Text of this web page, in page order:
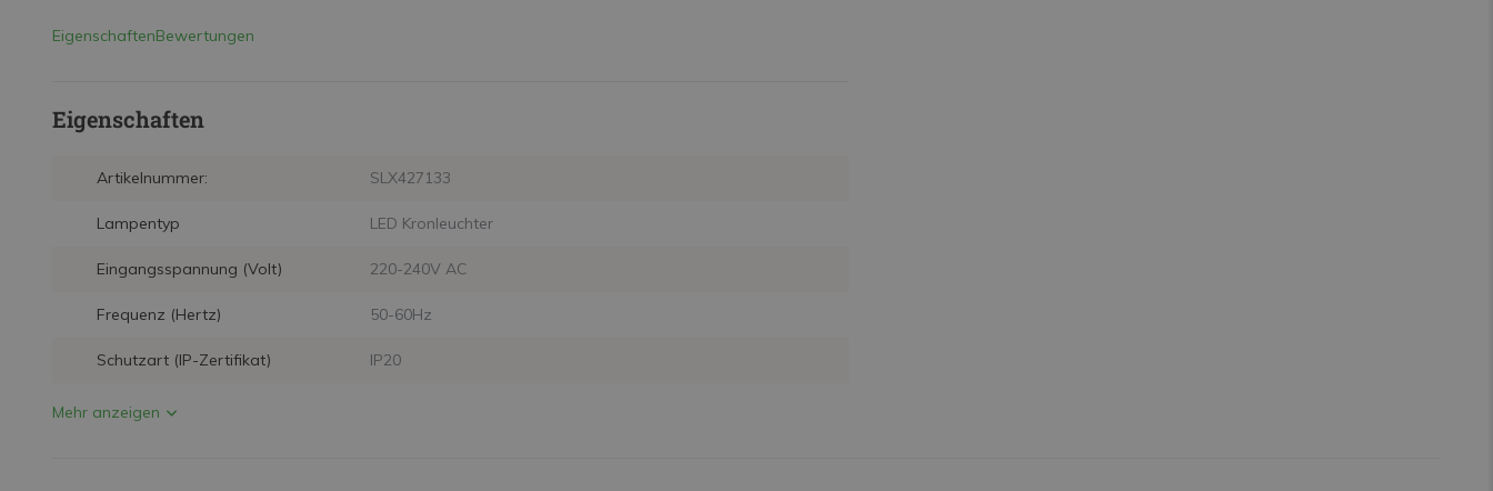
EigenschaftenBewertungen
Eigenschaften
Artikelnummer: SLX427133
Lampentyp LED Kronleuchter
Eingangsspannung (Volt) 220-240V AC
Frequenz (Hertz) 50-60Hz
Schutzart (IP-Zertifikat) IP20
Mehr anzeigen